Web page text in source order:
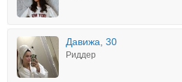
Давижа, 30
Риддер